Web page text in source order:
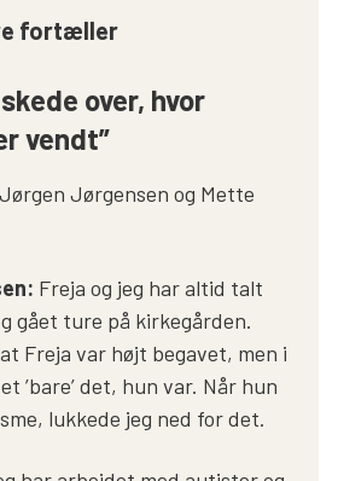
fortæller
over, hvor
vendt”
Jørgensen og Mette
Freja og jeg har altid talt
gået ture på kirkegården.
Freja var højt begavet, men i
’bare’ det, hun var. Når hun
lukkede jeg ned for det.